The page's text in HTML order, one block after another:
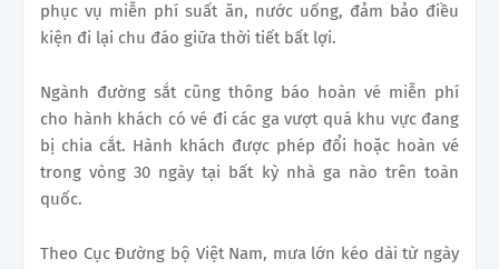
phục vụ miễn phí suất ăn, nước uống, đảm bảo điều
kiện đi lại chu đáo giữa thời tiết bất lợi.
Ngành đường sắt cũng thông báo hoàn vé miễn phí
cho hành khách có vé đi các ga vượt quá khu vực đang
bị chia cắt. Hành khách được phép đổi hoặc hoàn vé
trong vòng 30 ngày tại bất kỳ nhà ga nào trên toàn
quốc.
Theo Cục Đường bộ Việt Nam, mưa lớn kéo dài từ ngày